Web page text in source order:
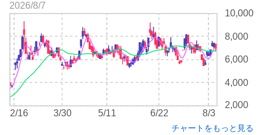
2,000
4,000
6,000
8,000
10,000
2/16 3/30 5/11 6/22 8/3
2026/8/7
チャートをもっと見る